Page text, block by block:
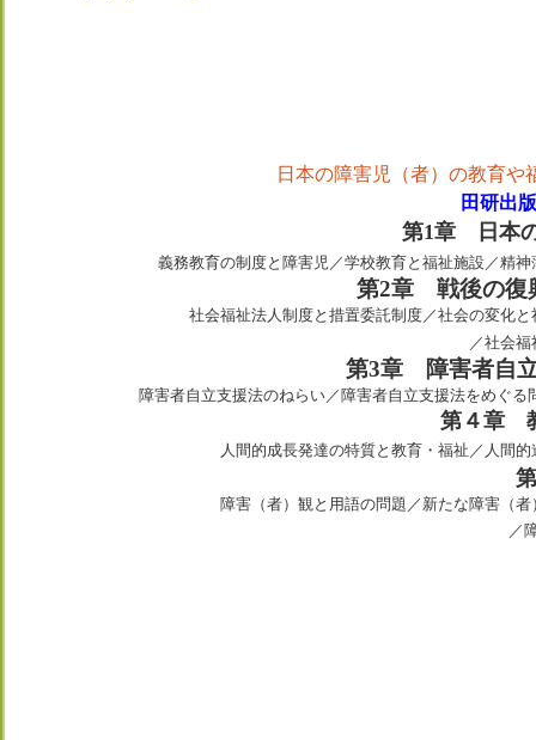
日本の障害児（者）の教育
田研出
第1章 日本
義務教育の制度と障害児／学校教育と福祉施設／精
第2章 戦後の復
社会福祉法人制度と措置委託制度／社会の変化
／社会
第3章 障害者自
障害者自立支援法のねらい／障害者自立支援法をめぐ
第４章
人間的成長発達の特質と教育・福祉／人間
障害（者）観と用語の問題／新たな障害（
／